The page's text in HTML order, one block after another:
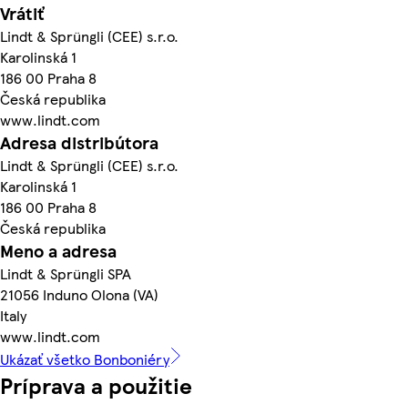
Vrátiť
Lindt & Sprüngli (CEE) s.r.o.
Karolinská 1
186 00 Praha 8
Česká republika
www.lindt.com
Adresa distribútora
Lindt & Sprüngli (CEE) s.r.o.
Karolinská 1
186 00 Praha 8
Česká republika
Meno a adresa
Lindt & Sprüngli SPA
21056 Induno Olona (VA)
Italy
www.lindt.com
Ukázať všetko Bonboniéry
Príprava a použitie